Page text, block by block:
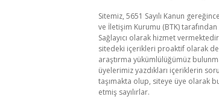
Sitemiz, 5651 Sayılı Kanun
ve İletişim Kurumu (BTK)
Sağlayıcı olarak hizmet
sitedeki içerikleri proaktif olarak
araştırma yükümlülüğümüz
üyelerimiz yazdıkları içeriklerin
taşımakta olup, siteye üye olarak
etmiş sayılırlar.